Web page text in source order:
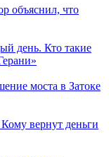
объяснил, что
день. Кто такие
моста в Затоке
вернут деньги